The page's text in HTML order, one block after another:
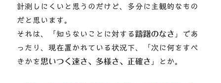
計測しにくいと思うのだけど、多分に主観的なもの
だと思います。
それは、「知らないことに対する 躊躇のなさ 」であ
ったり、現在置かれている状況下、「次に何をすべ
きかを思いつく速さ、多様さ、正確さ 」とか。